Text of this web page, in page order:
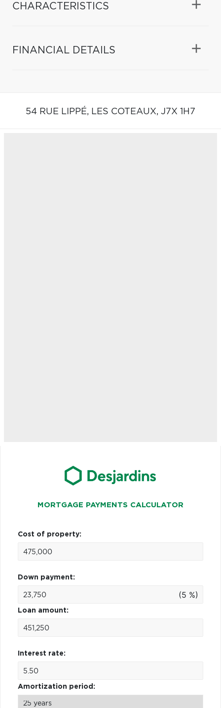
CHARACTERISTICS
FINANCIAL DETAILS
54 RUE LIPPÉ, LES COTEAUX, J7X 1H7
MORTGAGE PAYMENTS CALCULATOR
Cost of property:
Down payment:
(5 %)
Loan amount:
Interest rate:
Amortization period: